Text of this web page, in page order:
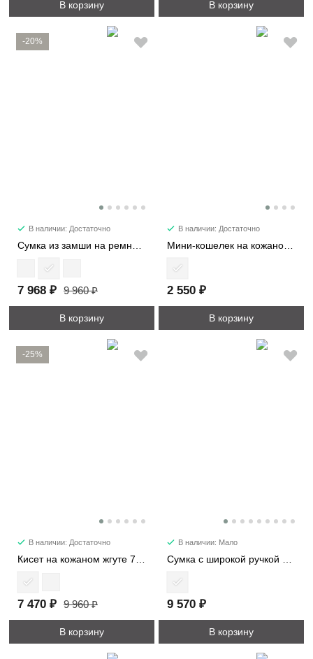
В корзину В корзину
-20%
В наличии: Достаточно
Сумка из замши на ремне 7361
7 968 ₽ 9 960 ₽
В корзину
В наличии: Достаточно
Мини-кошелек на кожаном жгуте 8161
2 550 ₽
В корзину
-25%
В наличии: Достаточно
7 470 ₽ 9 960 ₽
В корзину
В наличии: Мало
9 570 ₽
В корзину